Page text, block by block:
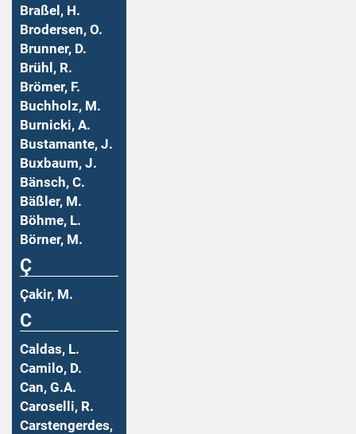
Braßel, H.
Brodersen, O.
Brunner, D.
Brühl, R.
Brömer, F.
Buchholz, M.
Burnicki, A.
Bustamante, J.
Buxbaum, J.
Bänsch, C.
Bäßler, M.
Böhme, L.
Börner, M.
Ç
Çakir, M.
C
Caldas, L.
Camilo, D.
Can, G.A.
Caroselli, R.
Carstengerdes,